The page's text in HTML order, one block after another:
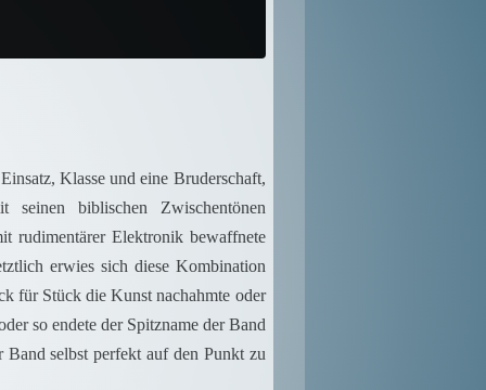
Klasse und eine Bruderschaft,
biblischen Zwischentönen
rudimentärer Elektronik bewaffnete
erwies sich diese Kombination
für Stück die Kunst nachahmte oder
so endete der Spitzname der Band
selbst perfekt auf den Punkt zu